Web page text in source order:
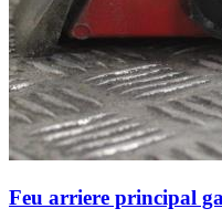
Feu arriere principal